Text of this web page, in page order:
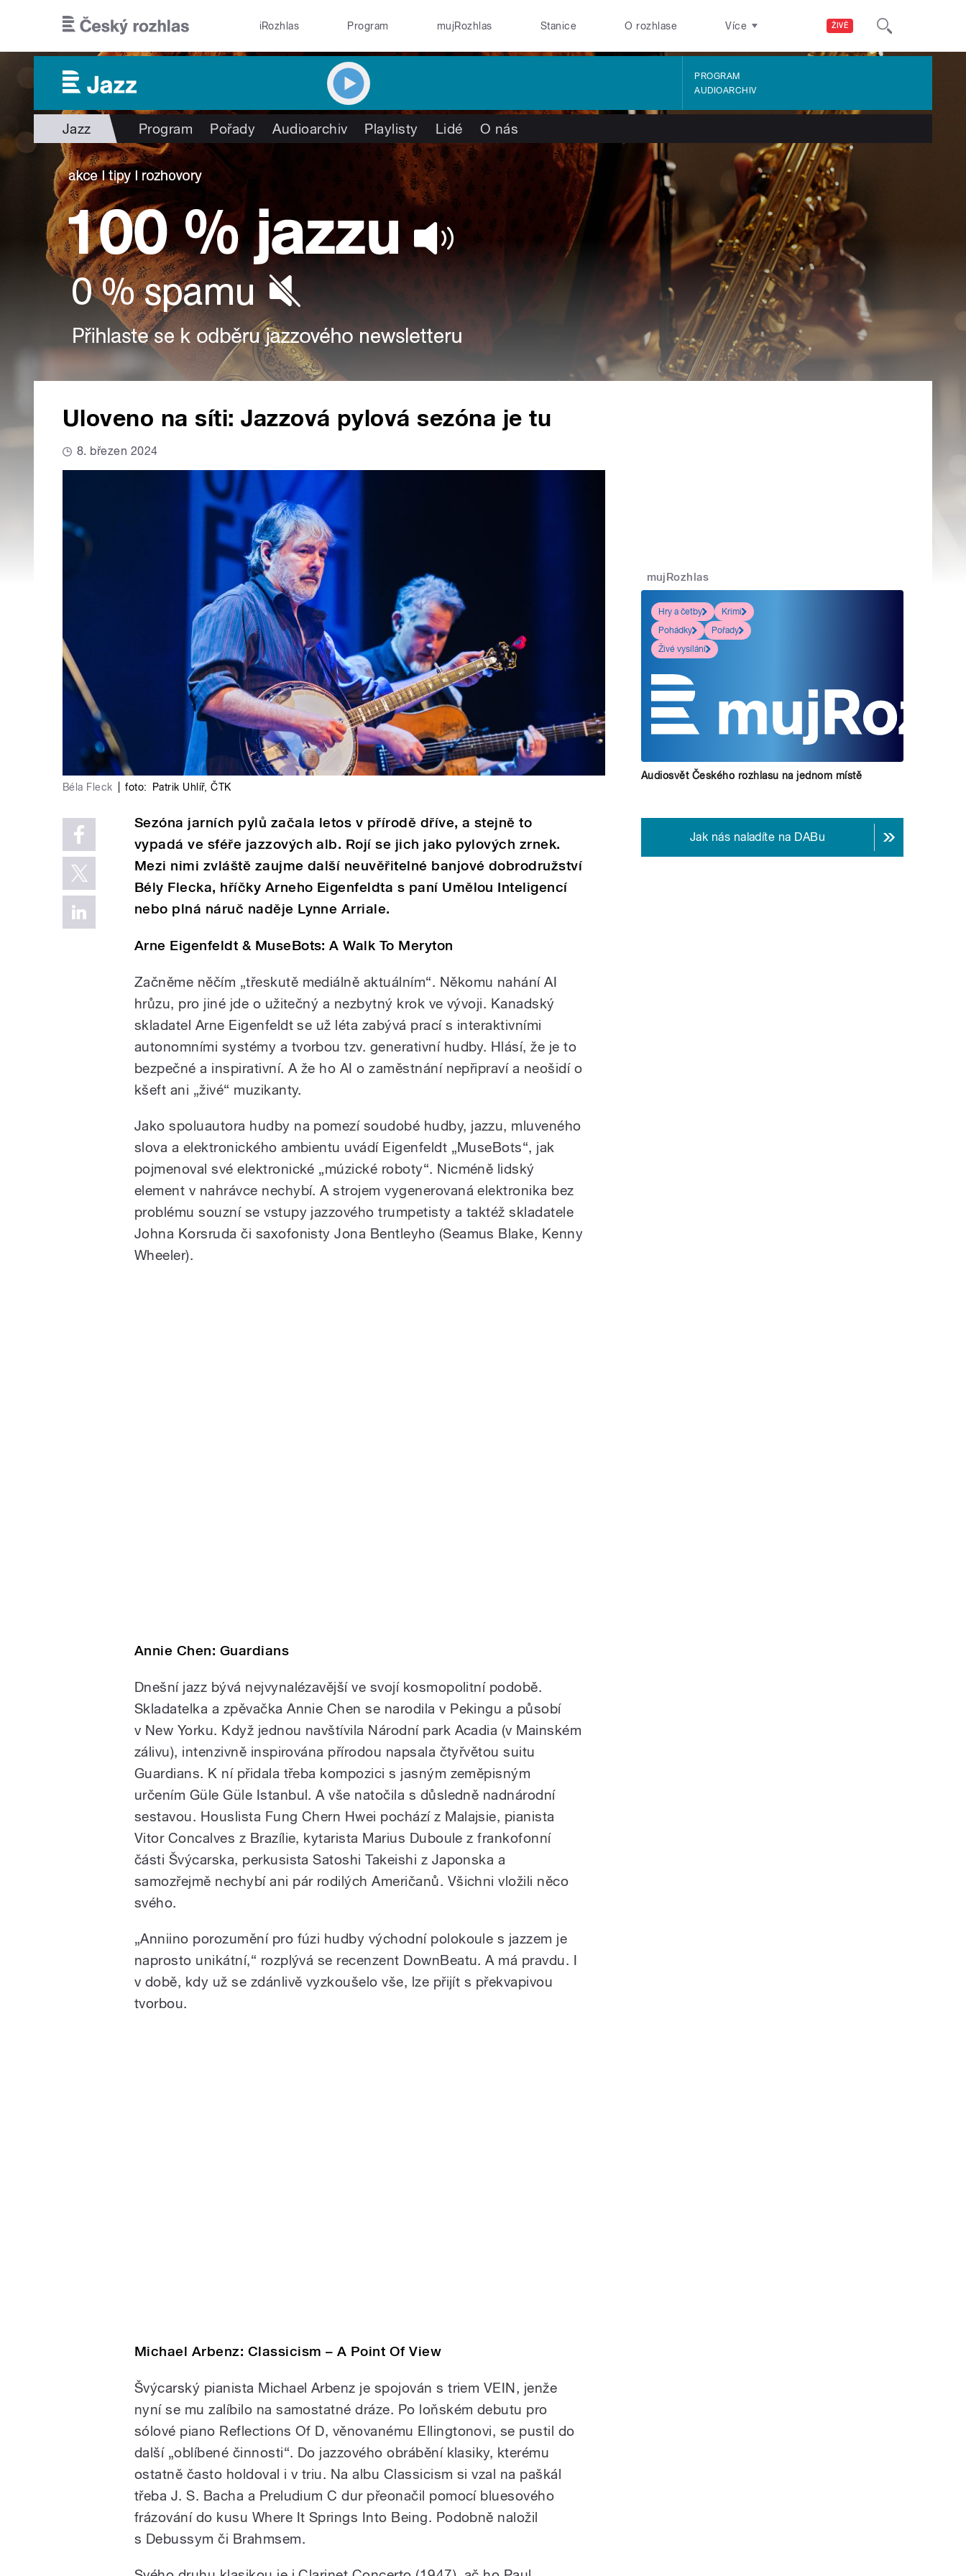
ŽIVĚ
iRozhlas Program mujRozhlas Stanice O rozhlase Více
PROGRAM
AUDIOARCHIV
Jazz Program Pořady Audioarchiv Playlisty Lidé O nás
Uloveno na síti: Jazzová pylová sezóna je tu
8. březen 2024
Béla Fleck foto: Patrik Uhlíř,ČTK
Sezóna jarních pylů začala letos v přírodě dříve, a stejně to
vypadá ve sféře jazzových alb. Rojí se jich jako pylových zrnek.
Mezi nimi zvláště zaujme další neuvěřitelné banjové dobrodružství
Bély Flecka, hříčky Arneho Eigenfeldta s paní Umělou Inteligencí
nebo plná náruč naděje Lynne Arriale.
Arne Eigenfeldt & MuseBots: A Walk To Meryton
Začněme něčím „třeskutě mediálně aktuálním“. Někomu nahání AI
hrůzu, pro jiné jde o užitečný a nezbytný krok ve vývoji. Kanadský
skladatel Arne Eigenfeldt se už léta zabývá prací s interaktivními
autonomními systémy a tvorbou tzv. generativní hudby. Hlásí, že je to
bezpečné a inspirativní. A že ho AI o zaměstnání nepřipraví a neošidí o
kšeft ani „živé“ muzikanty.
Jako spoluautora hudby na pomezí soudobé hudby, jazzu, mluveného
slova a elektronického ambientu uvádí Eigenfeldt „MuseBots“, jak
pojmenoval své elektronické „múzické roboty“. Nicméně lidský
element v nahrávce nechybí. A strojem vygenerovaná elektronika bez
problému souzní se vstupy jazzového trumpetisty a taktéž skladatele
Johna Korsruda či saxofonisty Jona Bentleyho (Seamus Blake, Kenny
Wheeler).
Annie Chen: Guardians
Dnešní jazz bývá nejvynalézavější ve svojí kosmopolitní podobě.
Skladatelka a zpěvačka Annie Chen se narodila v Pekingu a působí
v New Yorku. Když jednou navštívila Národní park Acadia (v Mainském
zálivu), intenzivně inspirována přírodou napsala čtyřvětou suitu
Guardians. K ní přidala třeba kompozici s jasným zeměpisným
určením Güle Güle Istanbul. A vše natočila s důsledně nadnárodní
sestavou. Houslista Fung Chern Hwei pochází z Malajsie, pianista
Vitor Concalves z Brazílie, kytarista Marius Duboule z frankofonní
části Švýcarska, perkusista Satoshi Takeishi z Japonska a
samozřejmě nechybí ani pár rodilých Američanů. Všichni vložili něco
svého.
„Anniino porozumění pro fúzi hudby východní polokoule s jazzem je
naprosto unikátní,“ rozplývá se recenzent DownBeatu. A má pravdu. I
v době, kdy už se zdánlivě vyzkoušelo vše, lze přijít s překvapivou
tvorbou.
Michael Arbenz: Classicism – A Point Of View
Švýcarský pianista Michael Arbenz je spojován s triem VEIN, jenže
nyní se mu zalíbilo na samostatné dráze. Po loňském debutu pro
sólové piano Reflections Of D, věnovanému Ellingtonovi, se pustil do
další „oblíbené činnosti“. Do jazzového obrábění klasiky, kterému
ostatně často holdoval i v triu. Na albu Classicism si vzal na paškál
třeba J. S. Bacha a Preludium C dur přeonačil pomocí bluesového
frázování do kusu Where It Springs Into Being. Podobně naložil
s Debussym či Brahmsem.
mujRozhlas
Hry a četby
Krimi
Pohádky
Pořady
Živé vysílání
Audiosvět Českého rozhlasu na jednom místě
Jak nás naladíte na DABu